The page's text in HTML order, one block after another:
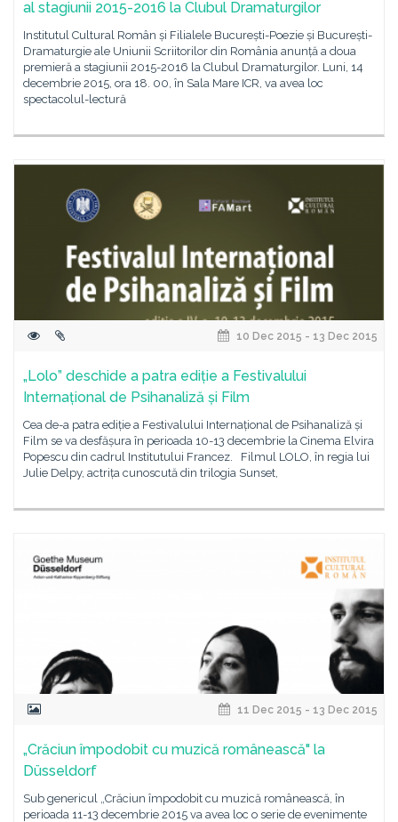
al stagiunii 2015-2016 la Clubul Dramaturgilor
Institutul Cultural Român și Filialele București-Poezie și București-
Dramaturgie ale Uniunii Scriitorilor din România anunță a doua
premieră a stagiunii 2015-2016 la Clubul Dramaturgilor. Luni, 14
decembrie 2015, ora 18. 00, în Sala Mare ICR, va avea loc
spectacolul-lectură
10 Dec 2015 - 13 Dec 2015
„Lolo” deschide a patra ediție a Festivalului
Internațional de Psihanaliză și Film
Cea de-a patra ediție a Festivalului Internațional de Psihanaliză și
Film se va desfășura în perioada 10-13 decembrie la Cinema Elvira
Popescu din cadrul Institutului Francez. Filmul LOLO, în regia lui
Julie Delpy, actrița cunoscută din trilogia Sunset,
11 Dec 2015 - 13 Dec 2015
„Crăciun împodobit cu muzică românească" la
Düsseldorf
Sub genericul „Crăciun împodobit cu muzică românească, în
perioada 11-13 decembrie 2015 va avea loc o serie de evenimente